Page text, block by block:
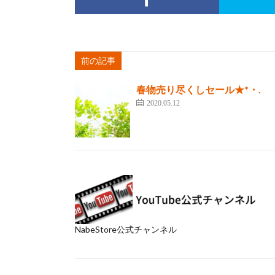
前の記事
春物売り尽くしセール★*・.
2020.05.12
NabeStore公式チャンネル